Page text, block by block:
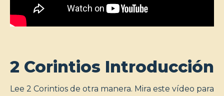
2 Corintios Introducción
Lee 2 Corintios de otra manera. Mira este vídeo para